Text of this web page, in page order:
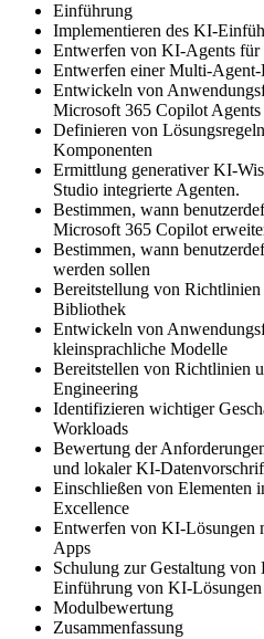
Einführung
Implementieren des KI-
Entwerfen von KI-Agents für
Entwerfen einer Multi-
Entwickeln von
Microsoft 365 Copilot Agents
Definieren von
Komponenten
Ermittlung generativer KI-
Studio integrierte Agenten.
Bestimmen, wann
Microsoft 365 Copilot
Bestimmen, wann
werden sollen
Bereitstellung von
Bibliothek
Entwickeln von
kleinsprachliche Modelle
Bereitstellen von Richtlinien
Engineering
Identifizieren wichtiger
Workloads
Bewertung der
und lokaler KI-
Einschließen von Elementen
Excellence
Entwerfen von KI-Lösungen
Apps
Schulung zur Gestaltung von
Einführung von KI-Lösungen
Modulbewertung
Zusammenfassung